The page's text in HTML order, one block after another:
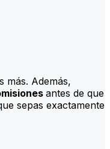
más. Además,
antes de que
sepas exactamente